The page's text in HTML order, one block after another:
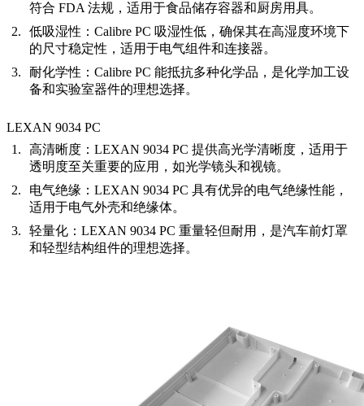
符合 FDA 法规，适用于食品储存容器和厨房用具。
低吸湿性 ：Calibre PC 吸湿性低，确保其在高湿度环境下
的尺寸稳定性，适用于电气组件和连接器。
耐化学性 ：Calibre PC 能抵抗多种化学品，是化学加工设
备和实验室器件的理想选择。
LEXAN 9034 PC
高清晰度 ：LEXAN 9034 PC 提供高光学清晰度，适用于
透明度至关重要的应用，如光学镜头和视镜。
电气绝缘 ：LEXAN 9034 PC 具有优异的电气绝缘性能，
适用于电气外壳和绝缘体。
轻量化 ：LEXAN 9034 PC 重量轻但耐用，是汽车前灯罩
和轻型结构组件的理想选择。